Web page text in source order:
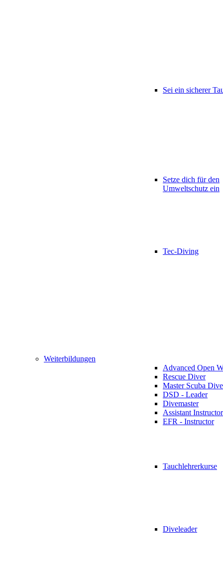
Sei ein sicherer
Setze dich für den
Umweltschutz ein
Tec-Diving
Weiterbildungen
Advanced Open
Rescue Diver
Master Scuba
DSD - Leader
Divemaster
Assistant Instructor
EFR - Instructor
Tauchlehrerkurse
Diveleader